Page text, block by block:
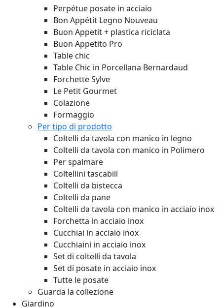
Perpétue posate in acciaio
Bon Appétit Legno Nouveau
Buon Appetit + plastica riciclata
Buon Appetito Pro
Table chic
Table Chic in Porcellana Bernardaud
Forchette Sylve
Le Petit Gourmet
Colazione
Formaggio
Per tipo di prodotto
Coltelli da tavola con manico in legno
Coltelli da tavola con manico in Polimero
Per spalmare
Coltellini tascabili
Coltelli da bistecca
Coltelli da pane
Coltelli da tavola con manico in acciaio inox
Forchetta in acciaio inox
Cucchiai in acciaio inox
Cucchiaini in acciaio inox
Set di coltelli da tavola
Set di posate in acciaio inox
Tutte le posate
Guarda la collezione
Giardino